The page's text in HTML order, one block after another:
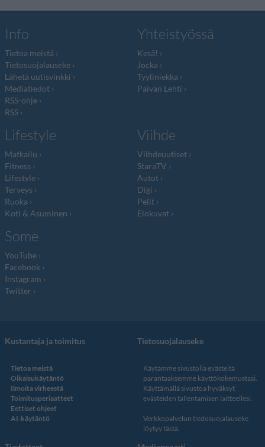
Info
Tietoa meistä
Tietosuojalauseke
Lähetä uutisvinkki
Mediatiedot
RSS-ohje
RSS
Yhteistyössä
Kesä!
Jocka
Tyyliniekka
Päivän Lehti
Lifestyle
Matkailu
Fitness
Lifestyle
Terveys
Ruoka
Koti & Asuminen
Viihde
Viihdeuutiset
StaraTV
Autot
Digi
Pelit
Elokuvat
Some
YouTube
Facebook
Instagram
Twitter
Kustantaja ja toimitus
Tietoa meistä
Oikaisukäytäntö
Ilmoita virheestä
Toimitusperiaatteet
Eettiset ohjeet
AI-käytäntö
Tietosuojalauseke
Käytämme sivustolla evästeitä
parantaaksemme käyttökokemustasi.
Käyttämällä sivustoa hyväksyt
evästeiden tallentamisen laitteellesi.
Verkkopalvelun tiedosuojalauseke
löytyy tästä.